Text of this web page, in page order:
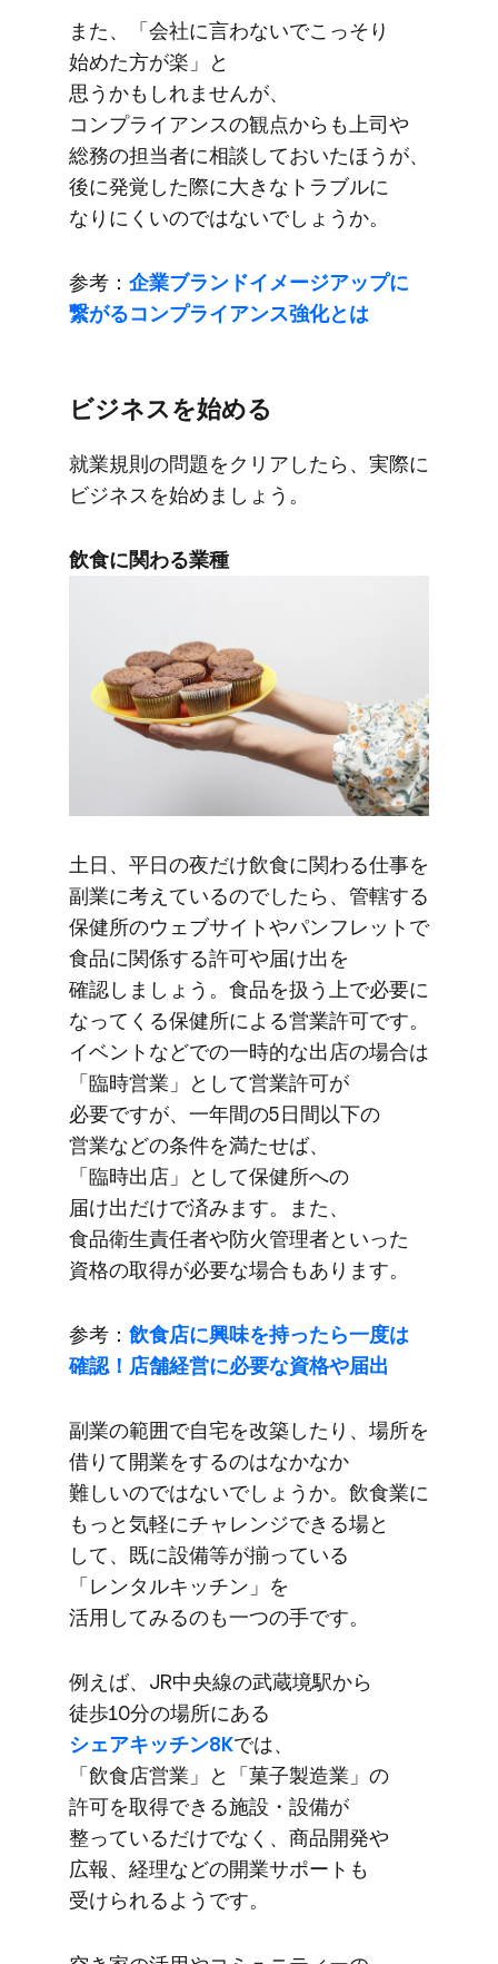
また、​「会社に​言わないで​こっそり​
始めた方が​楽」と​
思うかもしれませんが、​
コンプライアンスの​観点からも​上司や​
総務の​担当者に​相談しておいた​ほうが、​
後に​発覚した​際に​大きな​トラブルに​
なりにくいのではないでしょうか。
参考： 企業ブランドイメージアップに​
繋がる​コンプライアンス強化とは
ビジネスを​始める
就業規則の​問題を​クリアしたら、​実際に​
ビジネスを​始めましょう。
飲食に​関わる​業種
土日、​平日の​夜だけ飲食に​関わる​仕事を​
副業に​考えているのでしたら、​管轄する​
保健所の​ウェブサイトや​パンフレットで​
食品に​関係する​許可や​届け出を​
確認しましょう。​食品を​扱う上で​必要に​
なってくる​保健所に​よる​営業許可です。​
イベントなどでの​一時的な​出店の​場合は​
「臨時営業」と​して​営業許可が​
必要ですが、​一年間の​5日間以下の​
営業などの​条件を​満たせば、​
「臨時出店」と​して​保健所への​
届け出だけで​済みます。​また、​
食品衛生責任者や​防火管理者と​いった​
資格の​取得が​必要な​場合も​あります。
参考： 飲食店に​興味を​持ったら​一度は​
確認！​店舗経営に​必要な​資格や​届出
副業の​範囲で​自宅を​改築したり、​場所を​
借りて​開業を​するのは​なかなか​
難しいのではないでしょうか。​飲食業に​
もっと​気軽に​チャレンジできる​場と​
して、​既に​設備等が​揃っている​
「レンタルキッチン」を​
活用してみるのも​一つの​手です。
例えば、​JR中央線の​武蔵境駅から​
徒歩10分の​場所に​ある
シェアキッチン8Kでは、​
「飲食店営業」と​「菓子製造業」の​
許可を​取得できる​施設・設備が​
整っているだけでなく、​商品開発や​
広報、​経理などの​開業サポートも​
受けられるようです。